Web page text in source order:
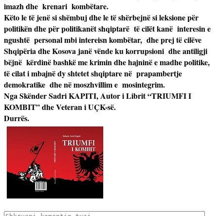
imazh dhe krenari kombëtare.
Këto le të jenë si shëmbuj dhe le të shërbejnë si leksione për
politikën dhe për politikanët shqiptarë të cilët kanë interesin e
ngushtë personal mbi intereisn kombëtar, dhe prej të cilëve
Shqipëria dhe Kosova janë vënde ku korrupsioni dhe antiligji
bëjnë kërdinë bashkë me krimin dhe hajninë e madhe politike,
të cilat i mbajnë dy shtetet shqiptare në prapambertje
demokratike dhe në moszhvillim e mosintegrim.
Nga Skënder Sadri KAPITI, Autor i Librit “TRIUMFI I
KOMBIT” dhe Veteran i UÇK-së.
Durrës.